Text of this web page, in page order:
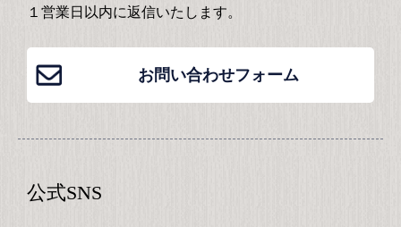
１営業日以内に返信いたします。
お問い合わせフォーム
公式SNS